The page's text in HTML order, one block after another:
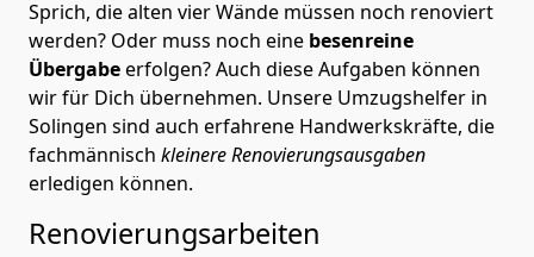
Sprich, die alten vier Wände müssen noch renoviert
werden? Oder muss noch eine besenreine
Übergabeerfolgen? Auch diese Aufgaben können
wir für Dich übernehmen. Unsere Umzugshelfer in
Solingen sind auch erfahrene Handwerkskräfte, die
fachmännisch kleinere Renovierungsausgaben
erledigen können.
Renovierungsarbeiten